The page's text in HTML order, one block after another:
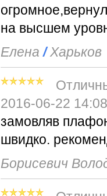
на высшем
Елена/Харьков
2016-06-22 14:08
замовляв
швидко.
Борисевич